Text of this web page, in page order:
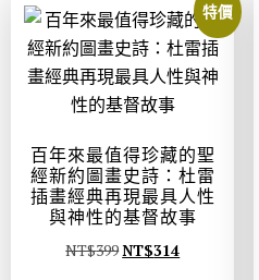
特價
百年來最值得珍藏的聖
經新約圖畫史詩：杜雷
插畫經典再現最具人性
與神性的基督故事
NT$399 NT$314